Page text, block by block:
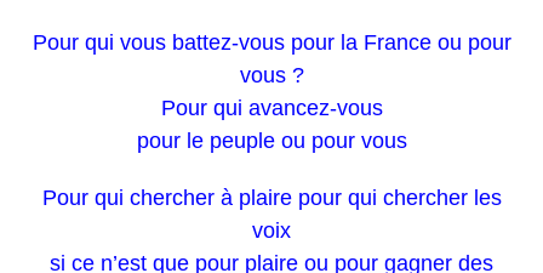
Pour qui vous battez-vous pour la France ou pour
vous ?
Pour qui avancez-vous
pour le peuple ou pour vous
Pour qui chercher à plaire pour qui chercher les
voix
si ce n’est que pour plaire ou pour gagner des